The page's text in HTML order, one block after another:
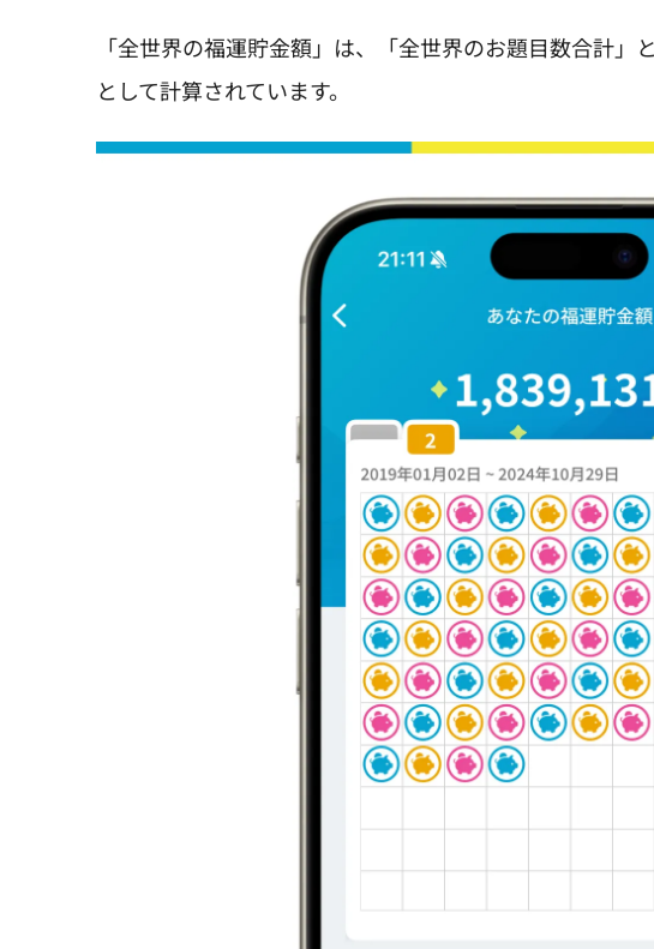
「全世界の福運貯金額」は、「全世界のお題目数合計
として計算されています。